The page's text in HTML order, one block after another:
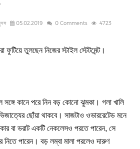
05.02.2019 0 Comments 4723
তুলছেন নিজের স্টাইল স্টেটমেন্ট।
কানে পরে নিন বড় কোনো ঝুমকা। গলা খালি
ছোঁয়া থাকবে। সাজটাও ওভাররেটেড মনে
বা ভরাট একটি নেকলেসও পরতে পারেন, সে
নিতে পারেন। বড় লম্বা মালা পরলেও দারুণ